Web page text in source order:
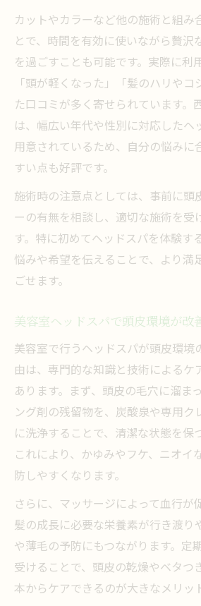
性
美容室選びで注目すべき技
ント
西葛西エリアが美容室ヘッ
な理由
美容室ヘッドスパで味わう
美容室が提案する頭皮ケ
美容室ヘッドスパで叶う
介
ヘッドスパの相場や安全性が
美容室ヘッドスパの相場
ツ
安心して受けられる美容
準
美容室ヘッドスパの料金
比較
口コミでわかる美容室ヘ
美容室ヘッドスパ施術時
点
癒しと頭皮ケアを両立する美
美容室ヘッドスパで癒し
カットやカラーなど他の施術と組み
とで、時間を有効に使いながら贅沢
を過ごすことも可能です。実際に利
「頭が軽くなった」「髪のハリやコ
た口コミが多く寄せられています。
は、幅広い年代や性別に対応したヘ
用意されているため、自分の悩みに
すい点も好評です。
施術時の注意点としては、事前に頭
ーの有無を相談し、適切な施術を受
す。特に初めてヘッドスパを体験す
悩みや希望を伝えることで、より満
ごせます。
美容室ヘッドスパで頭皮環境が改
美容室で行うヘッドスパが頭皮環境
由は、専門的な知識と技術によるケ
あります。まず、頭皮の毛穴に溜ま
ング剤の残留物を、炭酸泉や専用ク
に洗浄することで、清潔な状態を保
これにより、かゆみやフケ、ニオイ
防しやすくなります。
さらに、マッサージによって血行が
髪の成長に必要な栄養素が行き渡り
や薄毛の予防にもつながります。定
受けることで、頭皮の乾燥やベタつ
本からケアできるのが大きなメリッ